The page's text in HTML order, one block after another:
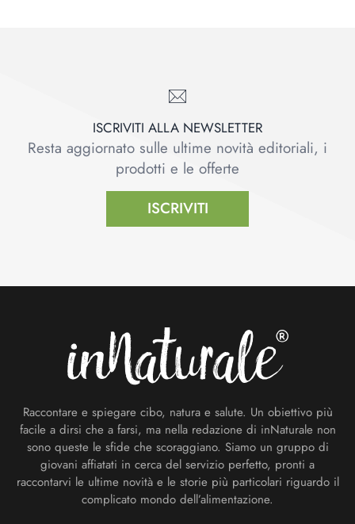
ISCRIVITI ALLA NEWSLETTER
Resta aggiornato sulle ultime novità editoriali, i
prodotti e le offerte
ISCRIVITI
Raccontare e spiegare cibo, natura e salute. Un obiettivo più
facile a dirsi che a farsi, ma nella redazione di inNaturale non
sono queste le sfide che scoraggiano. Siamo un gruppo di
giovani affiatati in cerca del servizio perfetto, pronti a
raccontarvi le ultime novità e le storie più particolari riguardo il
complicato mondo dell’alimentazione.